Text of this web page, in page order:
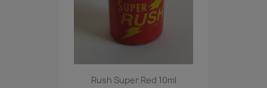
Rush Super Red 10ml